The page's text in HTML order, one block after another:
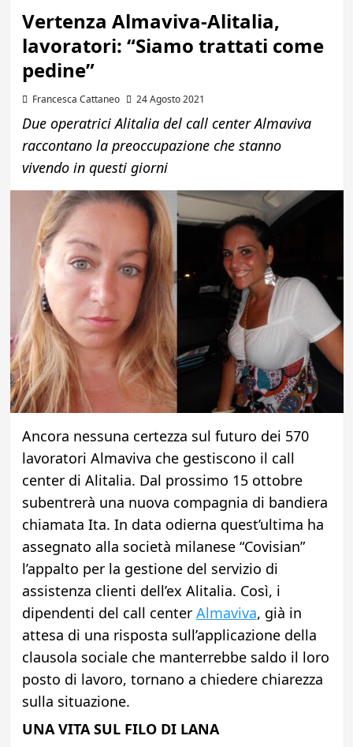
Vertenza Almaviva-Alitalia,
lavoratori: “Siamo trattati come
pedine”
Francesca Cattaneo 24 Agosto 2021
Due operatrici Alitalia del call center Almaviva
raccontano la preoccupazione che stanno
vivendo in questi giorni
Ancora nessuna certezza sul futuro dei 570
lavoratori Almaviva che gestiscono il call
center di Alitalia. Dal prossimo 15 ottobre
subentrerà una nuova compagnia di bandiera
chiamata Ita. In data odierna quest’ultima ha
assegnato alla società milanese “Covisian”
l’appalto per la gestione del servizio di
assistenza clienti dell’ex Alitalia. Così, i
dipendenti del call center Almaviva, già in
attesa di una risposta sull’applicazione della
clausola sociale che manterrebbe saldo il loro
posto di lavoro, tornano a chiedere chiarezza
sulla situazione.
UNA VITA SUL FILO DI LANA